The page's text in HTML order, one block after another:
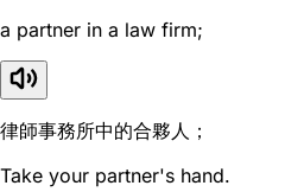
a partner in a law firm;
律師事務所中的合夥人；
Take your partner's hand.